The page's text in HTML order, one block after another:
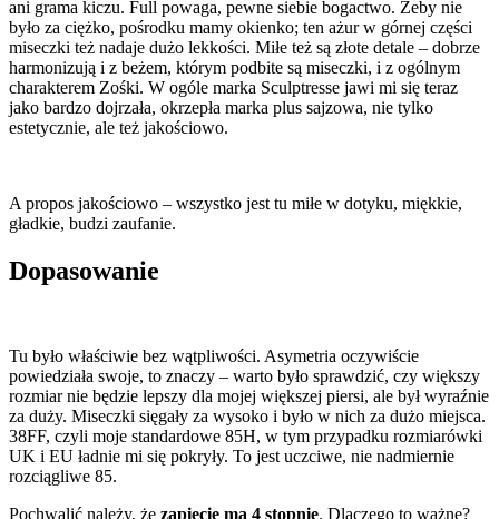
ani grama kiczu. Full powaga, pewne siebie bogactwo. Żeby nie
było za ciężko, pośrodku mamy okienko; ten ażur w górnej części
miseczki też nadaje dużo lekkości. Miłe też są złote detale – dobrze
harmonizują i z beżem, którym podbite są miseczki, i z ogólnym
charakterem Zośki. W ogóle marka Sculptresse jawi mi się teraz
jako bardzo dojrzała, okrzepła marka plus sajzowa, nie tylko
estetycznie, ale też jakościowo.
A propos jakościowo – wszystko jest tu miłe w dotyku, miękkie,
gładkie, budzi zaufanie.
Dopasowanie
Tu było właściwie bez wątpliwości. Asymetria oczywiście
powiedziała swoje, to znaczy – warto było sprawdzić, czy większy
rozmiar nie będzie lepszy dla mojej większej piersi, ale był wyraźnie
za duży. Miseczki sięgały za wysoko i było w nich za dużo miejsca.
38FF, czyli moje standardowe 85H, w tym przypadku rozmiarówki
UK i EU ładnie mi się pokryły. To jest uczciwe, nie nadmiernie
rozciągliwe 85.
Pochwalić należy, że zapięcie ma 4 stopnie. Dlaczego to ważne?